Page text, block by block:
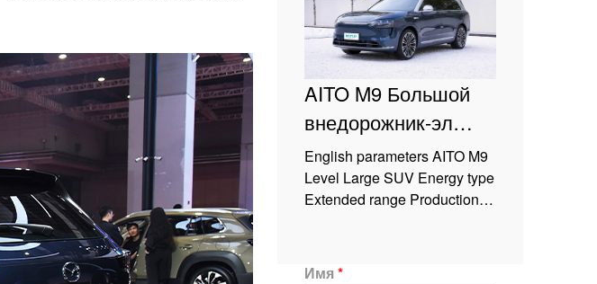
AITO M9 Большой
внедорожник-эл…
English parameters AITO M9
Level Large SUV Energy type
Extended range Production…
Имя*